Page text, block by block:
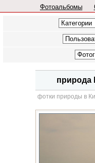
Фотоальбомы
природа
фотки природы в